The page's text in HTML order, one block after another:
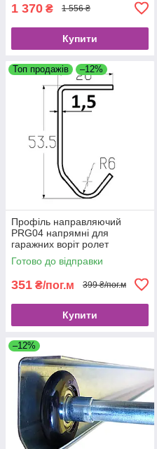
1 370 ₴ 1 556 ₴
Купити
Топ продажів –12%
Профіль направляючий
PRG04 напрямні для
гаражних воріт ролет
секційних та щитових
Готово до відправки
351 ₴/пог.м 399 ₴/пог.м
Купити
–12%